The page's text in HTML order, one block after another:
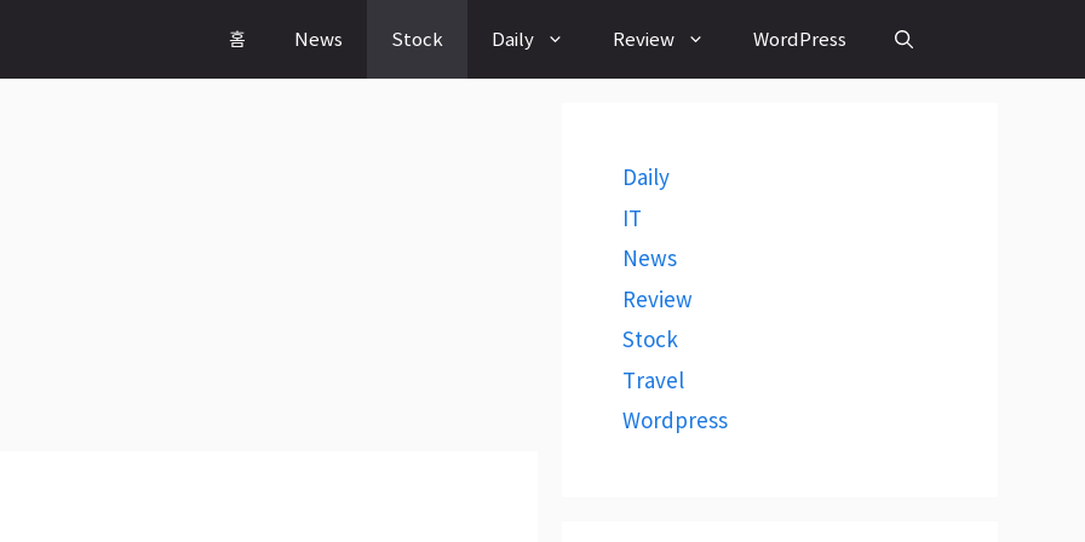
홈 News Stock Daily Review WordPress
Daily
IT
News
Review
Stock
Travel
Wordpress